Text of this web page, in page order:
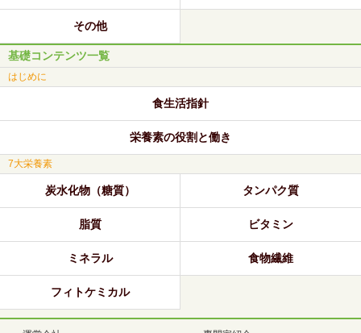
その他
基礎コンテンツ一覧
はじめに
食生活指針
栄養素の役割と働き
7大栄養素
炭水化物（糖質） タンパク質
脂質 ビタミン
ミネラル 食物繊維
フィトケミカル